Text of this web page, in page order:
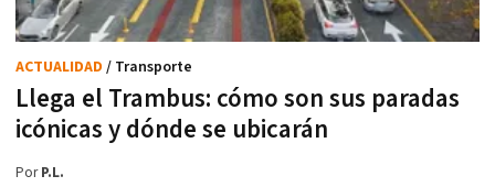
Llega el Trambus: cómo son sus paradas
icónicas y dónde se ubicarán
ACTUALIDAD / Transporte
PorP.L.